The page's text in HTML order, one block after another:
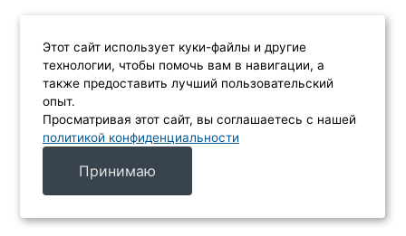
Этот сайт использует куки-файлы и другие
технологии, чтобы помочь вам в навигации, а
также предоставить лучший пользовательский
опыт.
Просматривая этот сайт, вы соглашаетесь с нашей
политикой конфиденциальности
Принимаю